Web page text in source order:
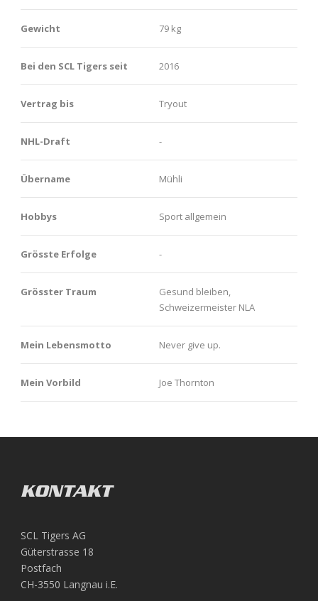
Gewicht 79 kg
Bei den SCL Tigers seit 2016
Vertrag bis Tryout
NHL-Draft -
Übername Mühli
Hobbys Sport allgemein
Grösste Erfolge -
Grösster Traum
Gesund bleiben,
Schweizermeister NLA
Mein Lebensmotto Never give up.
Mein Vorbild Joe Thornton
KONTAKT
SCL Tigers AG
Güterstrasse 18
Postfach
CH-3550 Langnau i.E.